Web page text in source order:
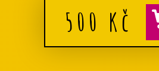
500 Kč